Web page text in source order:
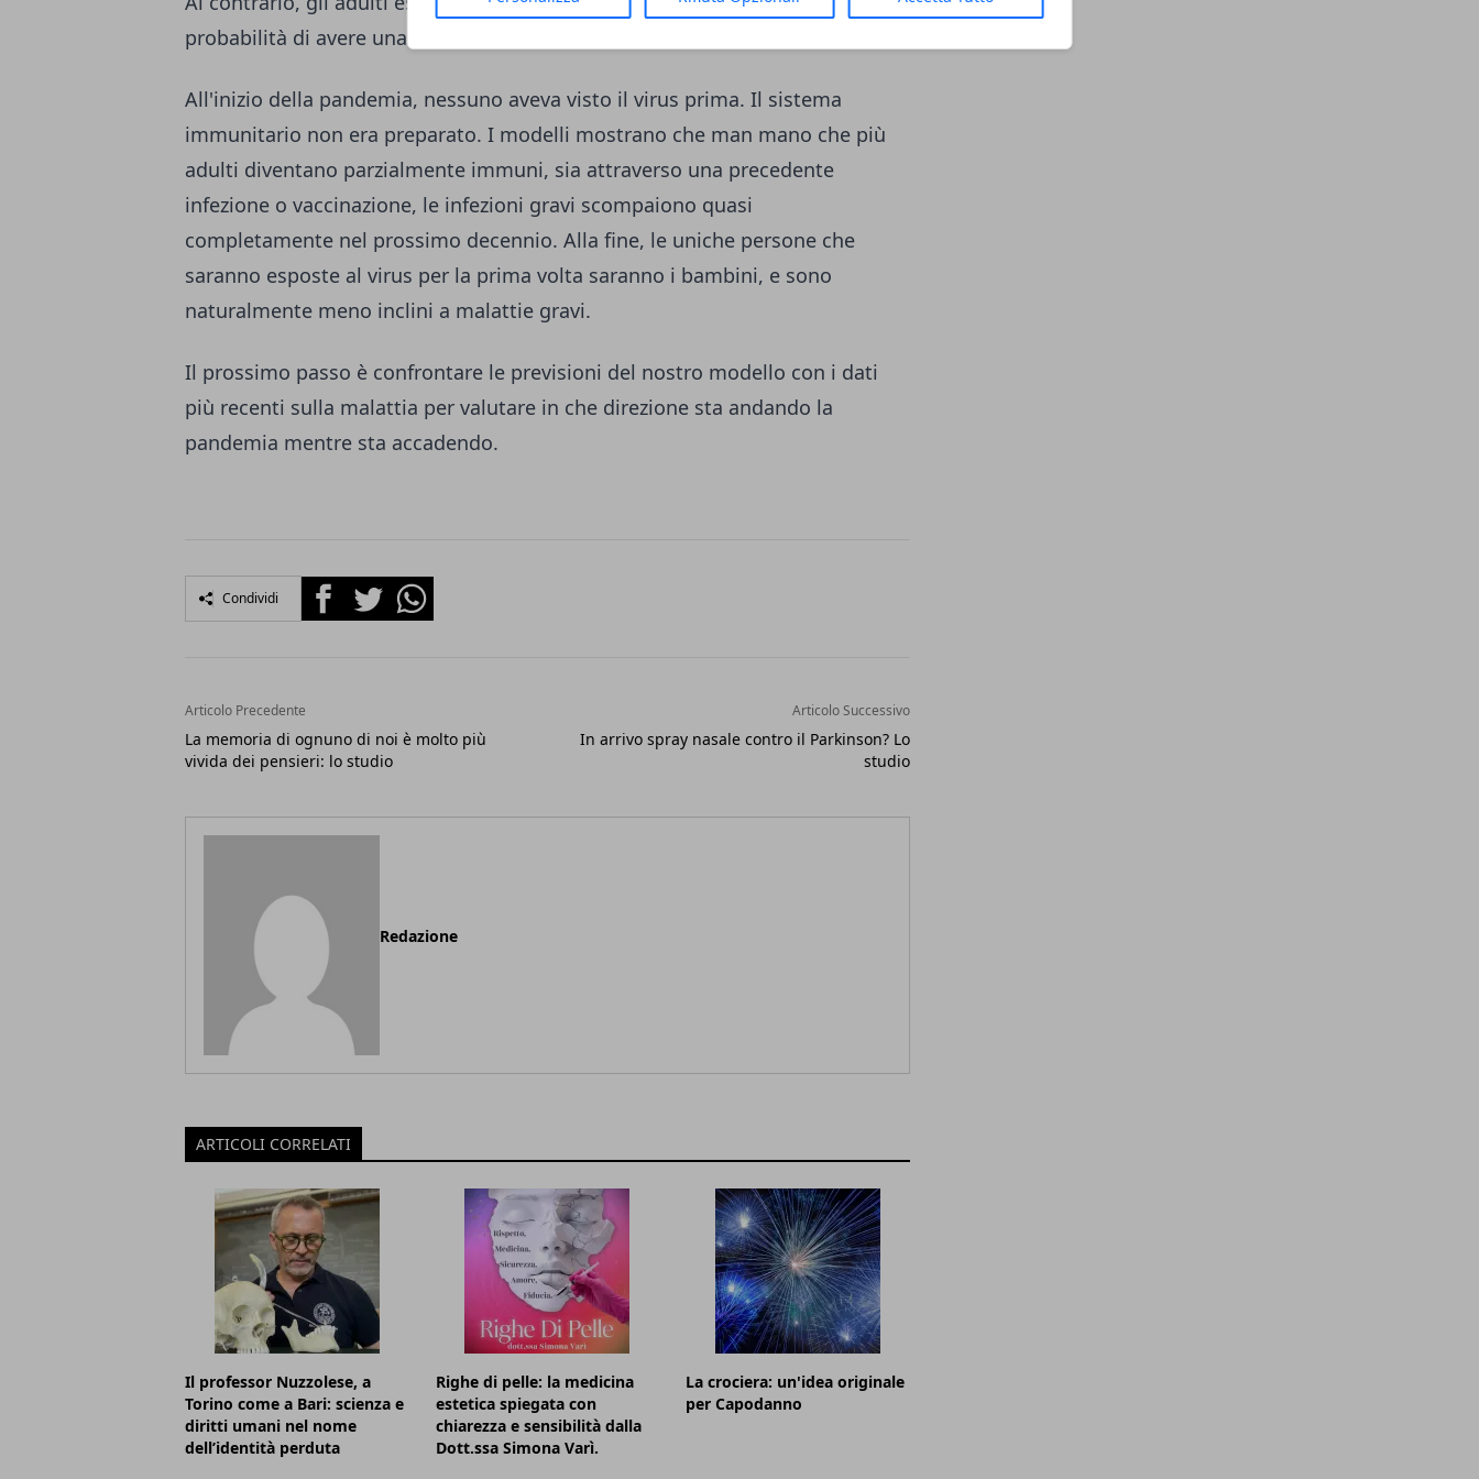
probabilità di avere una malattia grave e di diffondere più virus.
All'inizio della pandemia, nessuno aveva visto il virus prima. Il sistema
immunitario non era preparato. I modelli mostrano che man mano che più
adulti diventano parzialmente immuni, sia attraverso una precedente
infezione o vaccinazione, le infezioni gravi scompaiono quasi
completamente nel prossimo decennio. Alla fine, le uniche persone che
saranno esposte al virus per la prima volta saranno i bambini, e sono
naturalmente meno inclini a malattie gravi.
Il prossimo passo è confrontare le previsioni del nostro modello con i dati
più recenti sulla malattia per valutare in che direzione sta andando la
pandemia mentre sta accadendo.
Condividi FacebookTwitterWhatsapp
Articolo Precedente
La memoria di ognuno di noi è molto più
vivida dei pensieri: lo studio
Articolo Successivo
In arrivo spray nasale contro il Parkinson? Lo
studio
Redazione
ARTICOLI CORRELATI
Il professor Nuzzolese, a
Torino come a Bari: scienza e
diritti umani nel nome
dell’identità perduta
Righe di pelle: la medicina
estetica spiegata con
chiarezza e sensibilità dalla
Dott.ssa Simona Varì.
La crociera: un'idea originale
per Capodanno